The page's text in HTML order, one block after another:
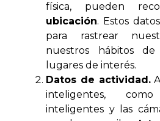
física, pueden
ubicación. Estos
para rastrear
nuestros hábitos
lugares de interés.
Datos de actividad.
inteligentes,
inteligentes y las